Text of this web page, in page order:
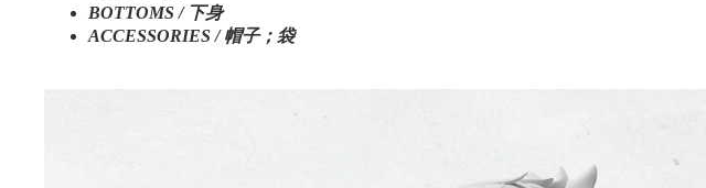
BOTTOMS / 下身
ACCESSORIES / 帽子；袋